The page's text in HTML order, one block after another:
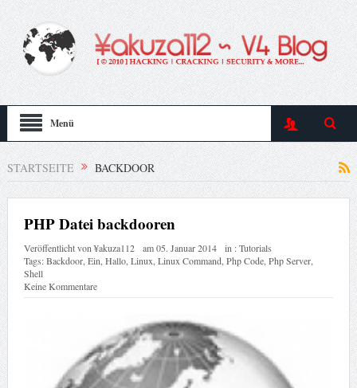
Menü
STARTSEITE BACKDOOR
PHP Datei backdooren
Veröffentlicht von¥akuza112 am05. Januar 2014 in :Tutorials
Tags:Backdoor, Ein Hallo, Linux Linux Command, Php Code, Php Server,
Shell
Keine Kommentare